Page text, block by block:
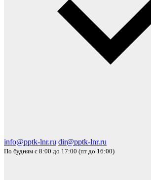
info@pptk-lnr.ru dir@pptk-lnr.ru
По будням с 8:00 до 17:00 (пт до 16:00)